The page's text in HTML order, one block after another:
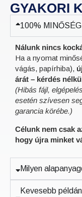
GYAKORI
100%
Nálunk nincs
Ha a nyomat
vágás, papírhiba),
árát – kérdés
(Hibás fájl,
esetén szívesen
garancia körébe.)
Célunk nem csak
hogy újra minket
Milyen
Kevesebb